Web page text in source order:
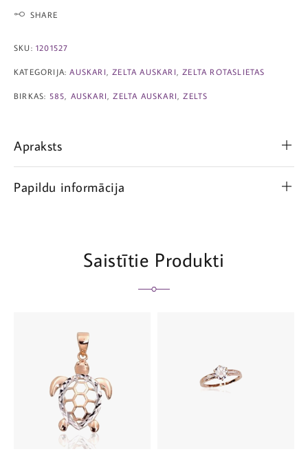
SHARE
SKU: 1201527
KATEGORIJA:AUSKARI ZELTA AUSKARI ZELTA ROTASLIETAS
BIRKAS: 585 AUSKARI ZELTA AUSKARI ZELTS
Apraksts
Papildu informācija
Saistītie Produkti